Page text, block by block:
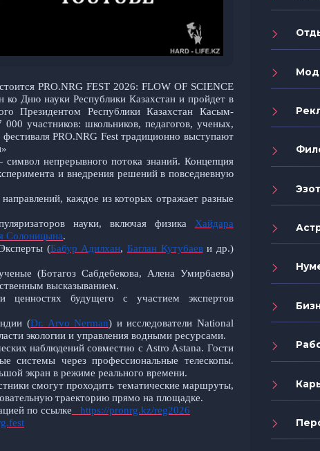
PRO.NRG FEST 2026: FLOW OF SCIENCE
Дню науки Республики Казахстан и пройдет в
Президентом Республики Казахстан Касым-
участников: школьников, педагогов, ученых,
PRO.NRG Fest традиционно выступают
непрерывного потока знаний. Концепция
и внедрения решений в повседневную
каждое из которых отражает разные
науки, включая физика Хайдара
Солоницына.
(Бабур Адилхан, Баглан Кутубаеви др.)
(Ботагоз Сабдебекова, Алена Умирбаева)
высказыванием.
будущего с участием экспертов
(Dr. Arvo Nerman) и исследователи National
экологии и управления водными ресурсами.
наблюдений совместно с Astro Astana. Гости
системы через профессиональные телескопы.
экран в режиме реального времени.
смогут проходить тематические маршруты,
траекторию прямо на площадке.
по ссылке https://pronrg.kz/reg2026